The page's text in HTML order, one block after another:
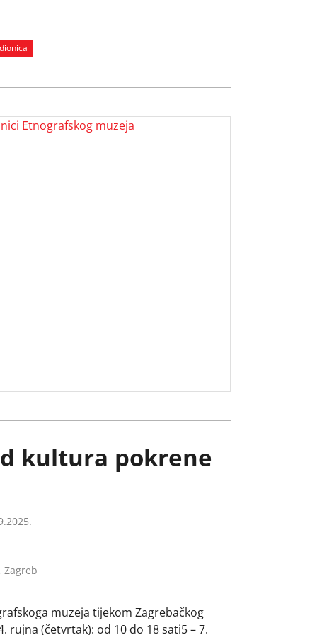
kultura pokrene
Zagreb
muzeja tijekom Zagrebačkog
rujna (četvrtak): od 10 do 18 sati5 – 7.